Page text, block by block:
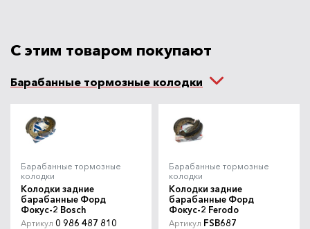
С этим товаром покупают
Барабанные тормозные колодки
Барабанные тормозные
колодки
Колодки задние
барабанные Форд
Фокус-2 Bosch
Артикул 0 986 487 810
Барабанные тормозные
колодки
Колодки задние
барабанные Форд
Фокус-2 Ferodo
Артикул FSB687